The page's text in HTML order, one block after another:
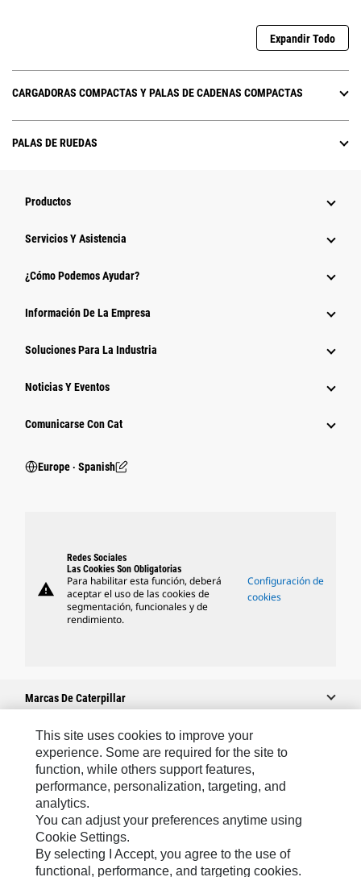
Expandir Todo
CARGADORAS COMPACTAS Y PALAS DE CADENAS COMPACTAS
PALAS DE RUEDAS
Productos
Servicios Y Asistencia
¿Cómo Podemos Ayudar?
Información De La Empresa
Soluciones Para La Industria
Noticias Y Eventos
Comunicarse Con Cat
Europe ‧ Spanish
warning
Redes Sociales
Las Cookies Son Obligatorias
Para habilitar esta función, deberá
aceptar el uso de las cookies de
segmentación, funcionales y de
rendimiento.
Configuración de
cookies
Marcas De Caterpillar
Caterpillar.com
Contacto Caterpillar
Mis Preferencias De Marketing
Mapa Del Sitio
Cookie Settings
This site uses cookies to improve your
experience. Some are required for the site to
function, while others support features,
performance, personalization, targeting, and
analytics.
You can adjust your preferences anytime using
Cookie Settings.
By selecting I Accept, you agree to the use of
functional, performance, and targeting cookies.